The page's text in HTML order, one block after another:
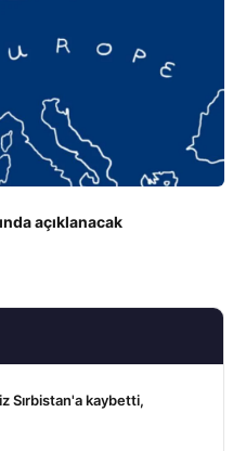
açıklanacak
Sırbistan'a kaybetti,